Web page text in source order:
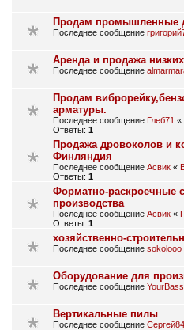
Продам промышленные
Последнее сообщение
Аренда и продажа
Последнее сообщение
Продам
арматуры.
Последнее сообщение Глеб71 «
Ответы: 1
Продажа дровоколов и
Финляндия
Последнее сообщение Асвик «
Ответы: 1
Форматно-раскроечные
производства
Последнее сообщение Асвик «
Ответы: 1
хозяйственно-
Последнее сообщение sokolooo
Оборудование для
Последнее сообщение YourBass
Вертикальные пилы
Последнее сообщение Сергей84